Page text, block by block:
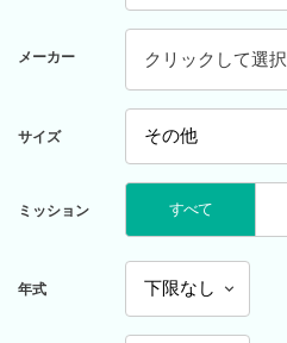
メーカー クリックして選択
サイズ
ミッション すべて
年式